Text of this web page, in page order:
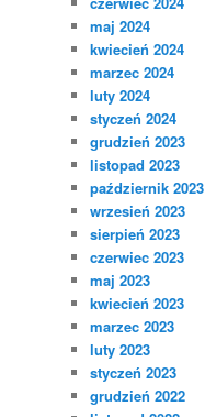
maj 2024
kwiecień 2024
marzec 2024
luty 2024
styczeń 2024
grudzień 2023
listopad 2023
październik 2023
wrzesień 2023
sierpień 2023
czerwiec 2023
maj 2023
kwiecień 2023
marzec 2023
luty 2023
styczeń 2023
grudzień 2022